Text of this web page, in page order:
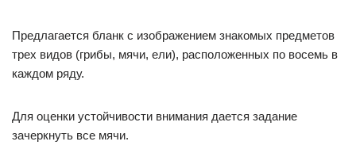
Предлагается бланк с изображением знакомых предметов
трех видов (грибы, мячи, ели), расположенных по восемь в
каждом ряду.
Для оценки устойчивости внимания дается задание
зачеркнуть все мячи.